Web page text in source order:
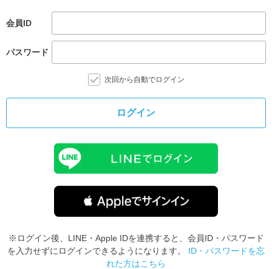
会員ID
パスワード
次回から自動でログイン
ログイン
※ログイン後、LINE・Apple IDを連携すると、会員ID・パスワード
を入力せずにログインできるようになります。 ID・パスワードを忘
れた方はこちら